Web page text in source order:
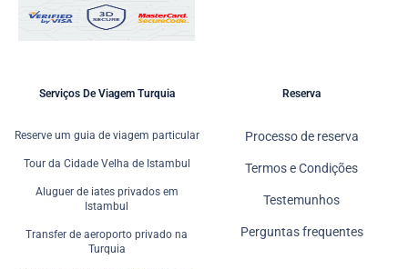
Serviços De Viagem Turquia
Reserve um guia de viagem particular
Tour da Cidade Velha de Istambul
Aluguer de iates privados em
Istambul
Transfer de aeroporto privado na
Turquia
Reserva
Processo de reserva
Termos e Condições
Testemunhos
Perguntas frequentes